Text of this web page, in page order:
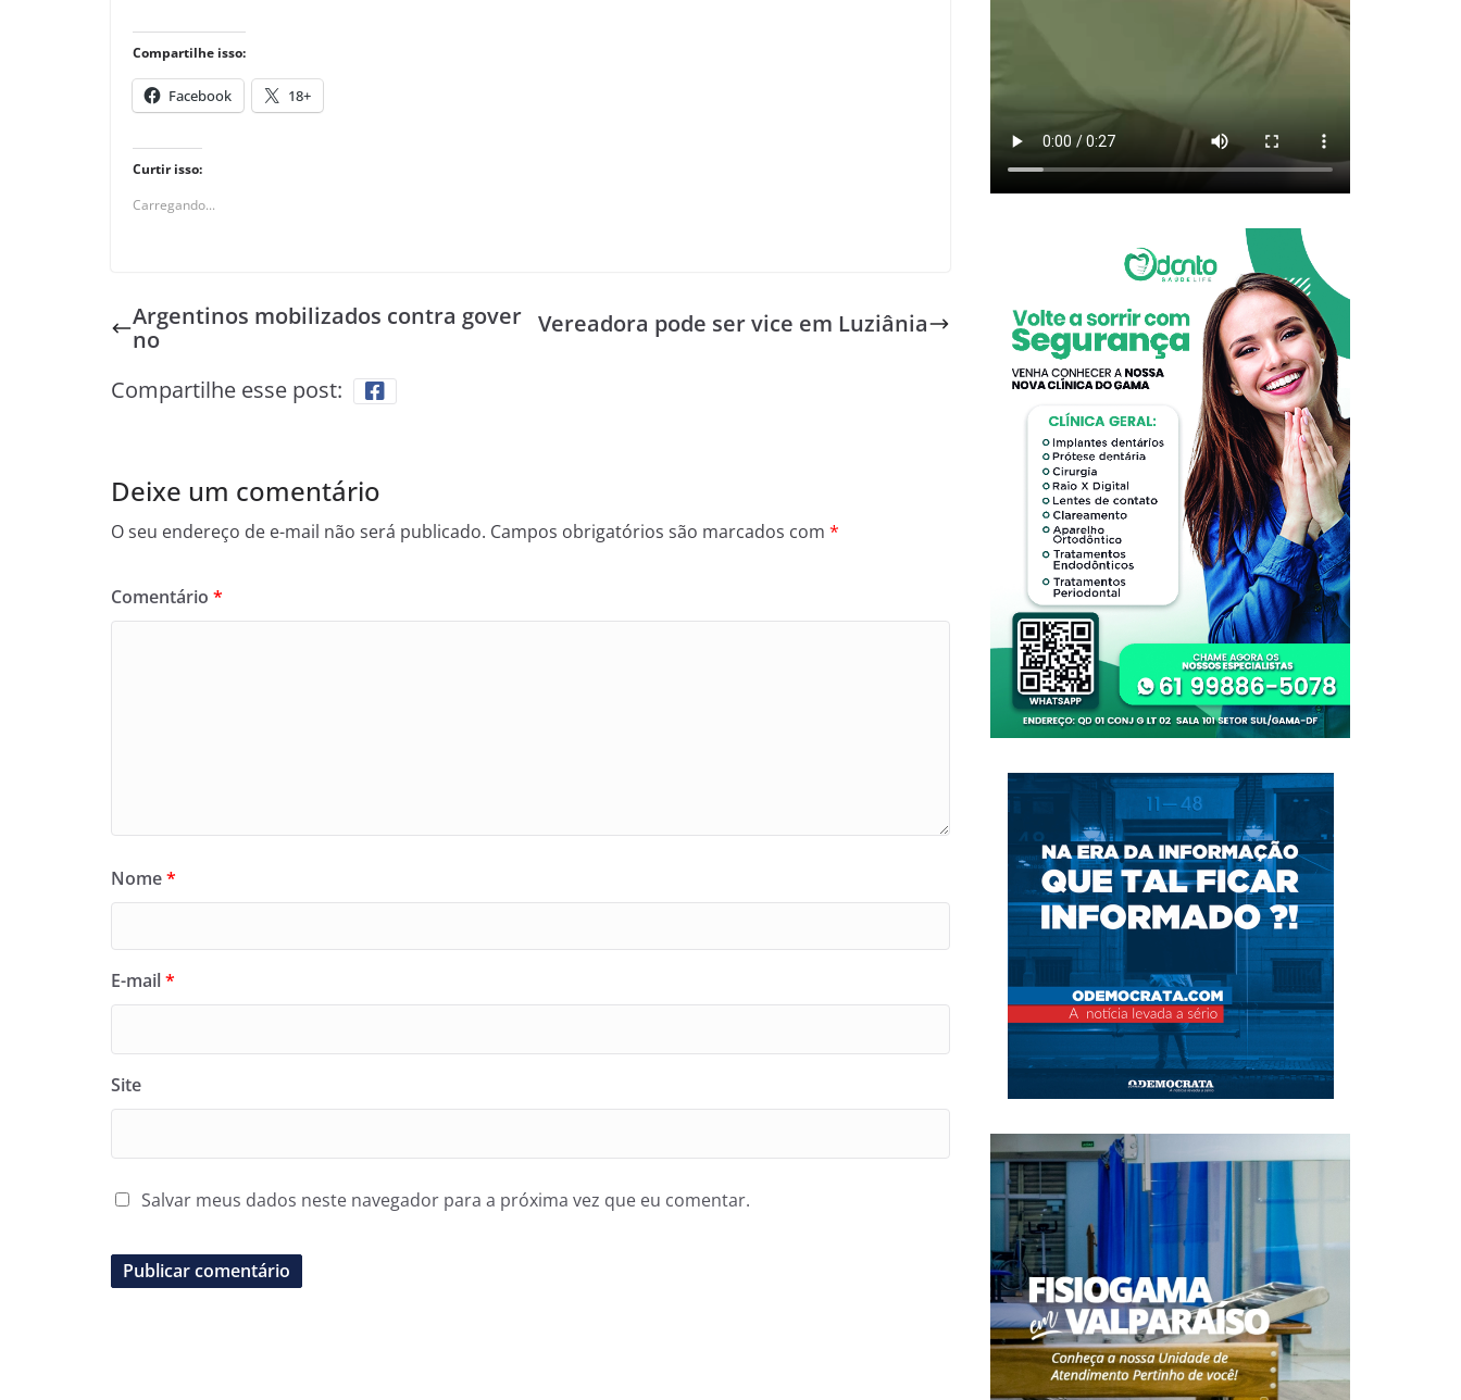
Compartilhe isso:
Facebook 18+
Curtir isso:
Carregando...
Argentinos mobilizados contra gover
no
Vereadora pode ser vice em Luziânia
Compartilhe esse post:
Deixe um comentário
O seu endereço de e-mail não será publicado. Campos obrigatórios são marcados com *
Comentário *
Nome*
E-mail*
Site
Salvar meus dados neste navegador para a próxima vez que eu comentar.